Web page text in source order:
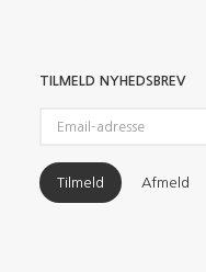
TILMELD NYHEDSBREV
adresse
Tilmeld Afmeld